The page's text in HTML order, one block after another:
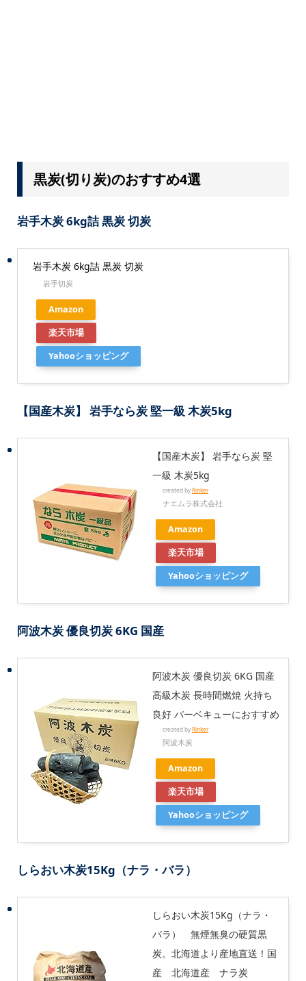
黒炭(切り炭)のおすすめ4選
岩手木炭 6kg詰 黒炭 切炭
岩手木炭 6kg詰 黒炭 切炭
岩手切炭
Amazon
楽天市場
Yahooショッピング
【国産木炭】 岩手なら炭 堅一級 木炭5kg
【国産木炭】 岩手なら炭 堅
一級 木炭5kg
created byRinker
ナエムラ株式会社
Amazon
楽天市場
Yahooショッピング
阿波木炭 優良切炭 6KG 国産
阿波木炭 優良切炭 6KG 国産
高級木炭 長時間燃焼 火持ち
良好 バーベキューにおすすめ
created byRinker
阿波木炭
Amazon
楽天市場
Yahooショッピング
しらおい木炭15Kg（ナラ・バラ）
しらおい木炭15Kg（ナラ・
バラ） 無煙無臭の硬質黒
炭。北海道より産地直送！国
産 北海道産 ナラ炭